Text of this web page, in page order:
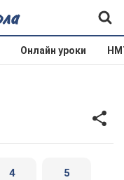
Онлайн уроки
4 5